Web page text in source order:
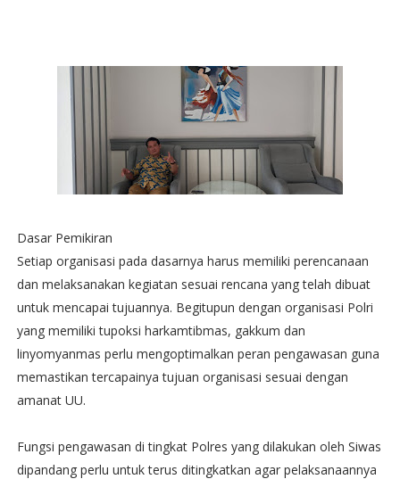
Dasar Pemikiran
Setiap organisasi pada dasarnya harus memiliki perencanaan
dan melaksanakan kegiatan sesuai rencana yang telah dibuat
untuk mencapai tujuannya. Begitupun dengan organisasi Polri
yang memiliki tupoksi harkamtibmas, gakkum dan
linyomyanmas perlu mengoptimalkan peran pengawasan guna
memastikan tercapainya tujuan organisasi sesuai dengan
amanat UU.
Fungsi pengawasan di tingkat Polres yang dilakukan oleh Siwas
dipandang perlu untuk terus ditingkatkan agar pelaksanaannya